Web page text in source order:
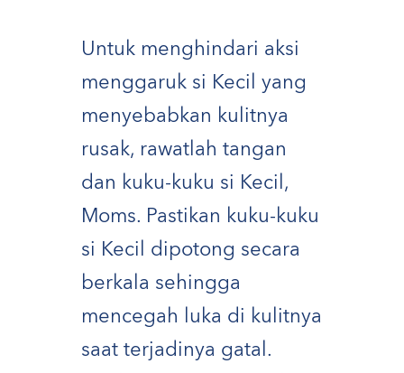
Untuk menghindari aksi
menggaruk si Kecil yang
menyebabkan kulitnya
rusak, rawatlah tangan
dan kuku-kuku si Kecil,
Moms. Pastikan kuku-kuku
si Kecil dipotong secara
berkala sehingga
mencegah luka di kulitnya
saat terjadinya gatal.